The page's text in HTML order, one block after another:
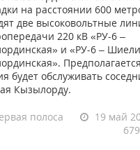
на расстоянии 600
две высоковольтные
220 кВ «РУ-6 –
и «РУ-6 –
будет обслуживать
Кызылорду.
полоса
19 май
679